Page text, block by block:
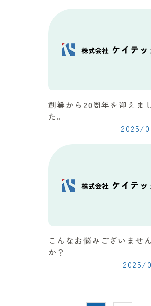
創業から20周年を迎えま
た。
2025/
こんなお悩みございません
か？
2025/